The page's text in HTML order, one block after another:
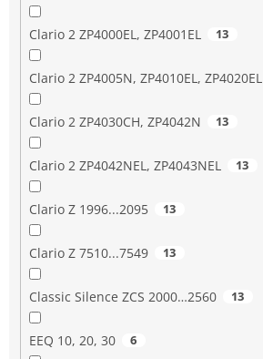
Clario 2 ZP4000EL, ZP4001EL 13
Clario 2 ZP4005N, ZP4010EL, ZP4020EL
Clario 2 ZP4030CH, ZP4042N 13
Clario 2 ZP4042NEL, ZP4043NEL 13
Clario Z 1996...2095 13
Clario Z 7510...7549 13
Classic Silence ZCS 2000…2560 13
EEQ 10, 20, 30 6